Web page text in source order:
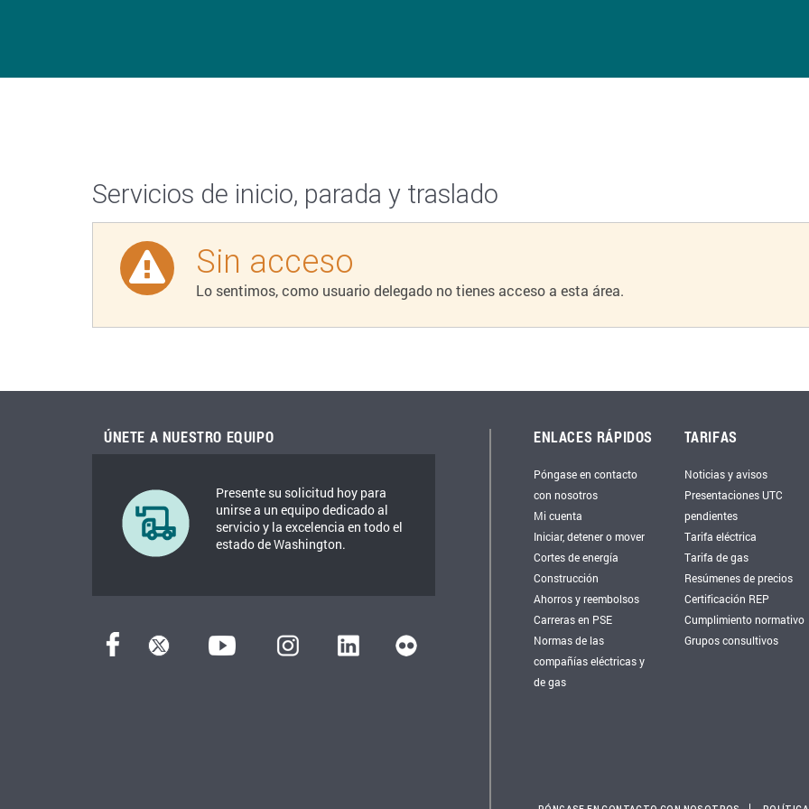
Servicios de inicio, parada y traslado
Sin acceso
Lo sentimos, como usuario delegado no tienes acceso a esta área.
ÚNETE A NUESTRO EQUIPO
Presente su solicitud hoy para
unirse a un equipo dedicado al
servicio y la excelencia en todo el
estado de Washington.
ENLACES RÁPIDOS
Póngase en contacto
con nosotros
Mi cuenta
Iniciar, detener o mover
Cortes de energía
Construcción
Ahorros y reembolsos
Carreras en PSE
Normas de las
compañías eléctricas y
de gas
TARIFAS
Noticias y avisos
Presentaciones UTC
pendientes
Tarifa eléctrica
Tarifa de gas
Resúmenes de precios
Certificación REP
Cumplimiento normativo
Grupos consultivos